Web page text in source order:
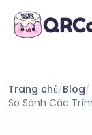
Bảng giá
Trang chủ/Blog/